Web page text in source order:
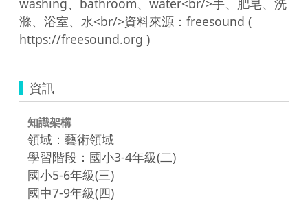
washing、bathroom、water<br/>手、肥皂、洗
滌、浴室、水<br/>資料來源：freesound (
資訊
知識架構
領域：藝術領域
學習階段：國小3-4年級(二)
國小5-6年級(三)
國中7-9年級(四)